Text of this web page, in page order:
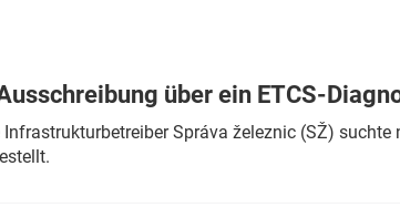
über ein ETCS-
Infrastrukturbetreiber Správa železnic (SŽ)